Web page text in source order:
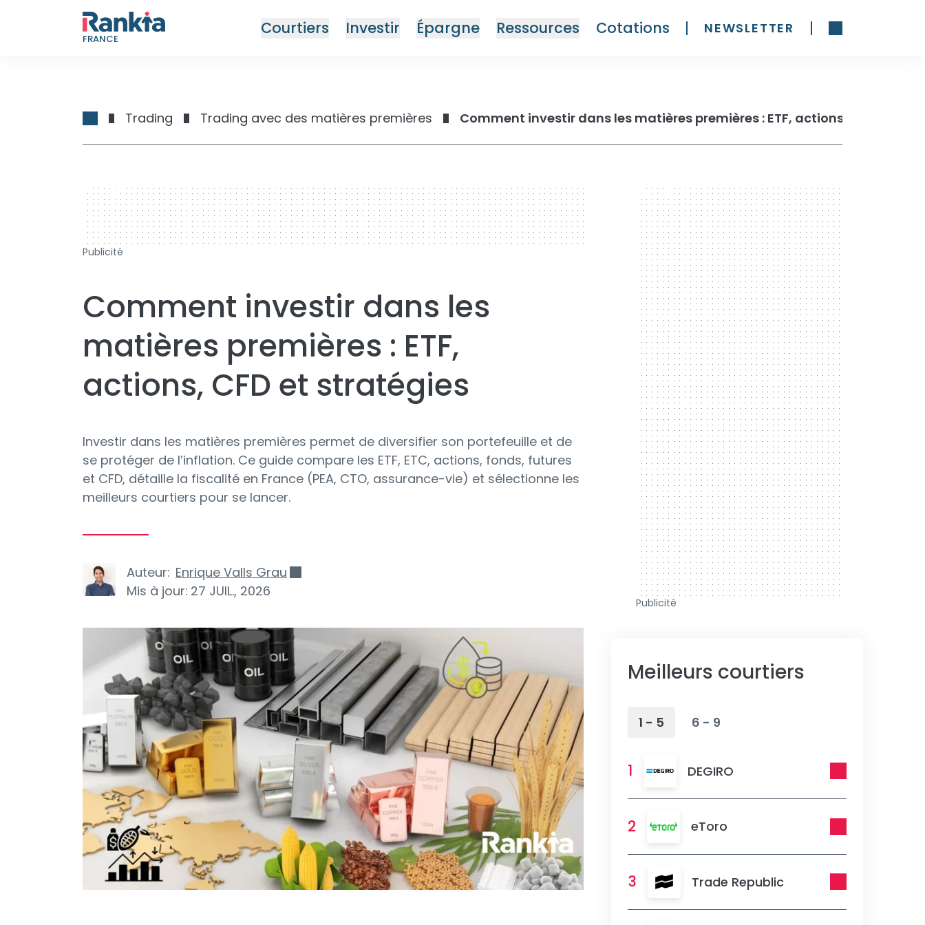
FRANCE
Courtiers Investir Épargne Ressources Cotations NEWSLETTER
Trading Trading avec des matières premières
728 x 90
Publicité
Comment investir dans les
matières premières : ETF,
actions, CFD et stratégies
Investir dans les matières premières permet de diversifier son portefeuille et de
se protéger de l’inflation. Ce guide compare les ETF, ETC, actions, fonds, futures
et CFD, détaille la fiscalité en France (PEA, CTO, assurance-vie) et sélectionne les
meilleurs courtiers pour se lancer.
Auteur: Enrique Valls Grau
Mis à jour: 27 JUIL., 2026
300 x 600
Publicité
Meilleurs courtiers
1 - 5 6 - 9
1 DEGIRO
2 eToro
3 Trade Republic